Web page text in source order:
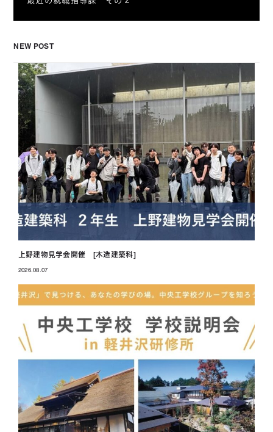
NEW POST
上野建物見学会開催 [木造建築科]
2026.08.07